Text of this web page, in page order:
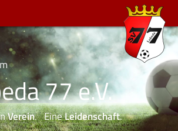
77 e.V.
Verein. EineLeidenschaft.